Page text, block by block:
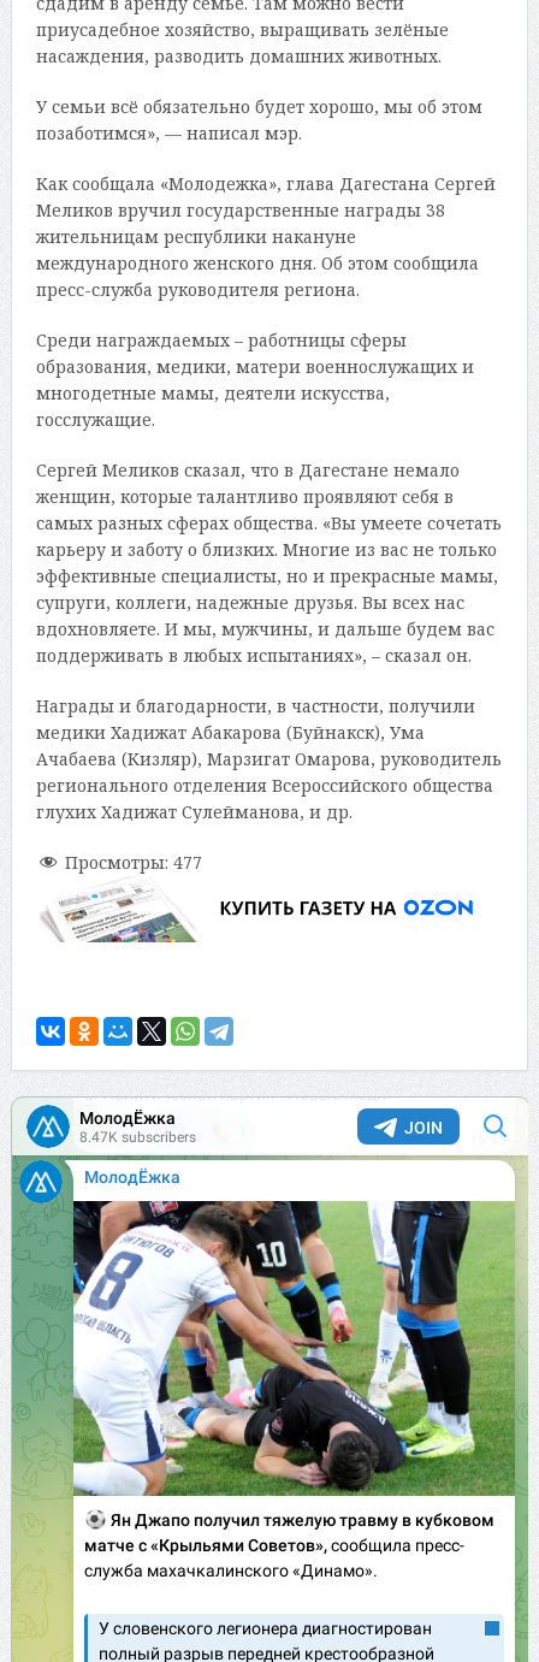
приусадебное хозяйство, выращивать зелёные
насаждения, разводить домашних животных.
У семьи всё обязательно будет хорошо, мы об этом
позаботимся», — написал мэр.
Как сообщала «Молодежка», глава Дагестана Сергей
Меликов вручил государственные награды 38
жительницам республики накануне
международного женского дня. Об этом сообщила
пресс-служба руководителя региона.
Среди награждаемых – работницы сферы
образования, медики, матери военнослужащих и
многодетные мамы, деятели искусства,
госслужащие.
Сергей Меликов сказал, что в Дагестане немало
женщин, которые талантливо проявляют себя в
самых разных сферах общества. «Вы умеете сочетать
карьеру и заботу о близких. Многие из вас не только
эффективные специалисты, но и прекрасные мамы,
супруги, коллеги, надежные друзья. Вы всех нас
вдохновляете. И мы, мужчины, и дальше будем вас
поддерживать в любых испытаниях», – сказал он.
Награды и благодарности, в частности, получили
медики Хадижат Абакарова (Буйнакск), Ума
Ачабаева (Кизляр), Марзигат Омарова, руководитель
регионального отделения Всероссийского общества
глухих Хадижат Сулейманова, и др.
Просмотры: 477